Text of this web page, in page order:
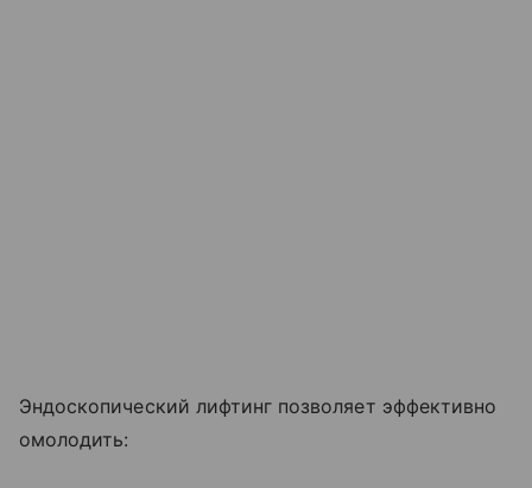
Эндоскопический лифтинг позволяет эффективно
омолодить: